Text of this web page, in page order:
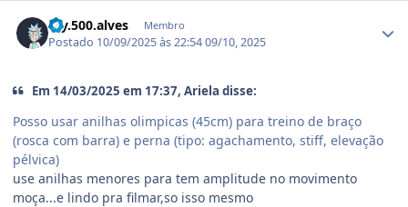
rey.500.alves Membro
Postado 10/09/2025 às 22:5409/10, 2025
Em 14/03/2025 em 17:37, Ariela disse:
Posso usar anilhas olimpicas (45cm) para treino de braço
(rosca com barra) e perna (tipo: agachamento, stiff, elevação
pélvica)
use anilhas menores para tem amplitude no movimento
moça...e lindo pra filmar,so isso mesmo